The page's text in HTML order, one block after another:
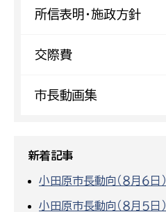
所信表明・施政方針
交際費
市長動画集
新着記事
小田原市長動向（８月６日）
小田原市長動向（８月５日）